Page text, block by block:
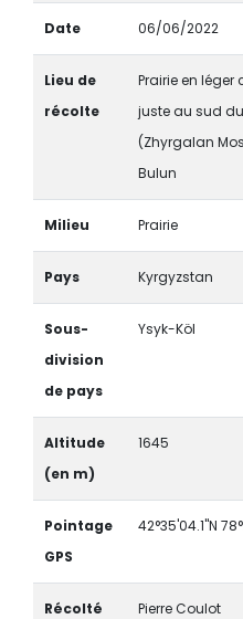
Date 06/06/2022
Lieu de
récolte
Prairie en léger
juste au sud
(Zhyrgalan
Bulun
Milieu Prairie
Pays Kyrgyzstan
Sous-
division
de pays
Ysyk-Köl
Altitude
(en m)
1645
Pointage
GPS
42°35'04.1"N
Récolté
Pierre Coulot